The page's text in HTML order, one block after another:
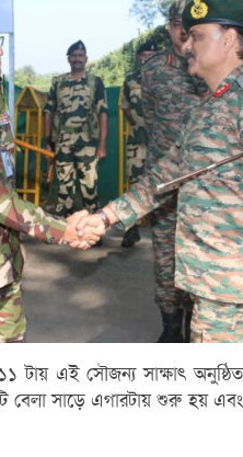
টায় এই সৌজন্য সাক্ষাৎ অনুষ্ঠিত
বেলা সাড়ে এগারটায় শুরু হয় এবং